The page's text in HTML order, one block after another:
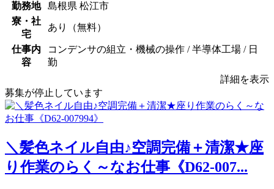
勤務地
島根県 松江市
寮・社
宅
あり（無料）
仕事内
容
コンデンサの組立・機械の操作 / 半導体工場 / 日
勤
詳細を表示
募集が停止しています
＼髪色ネイル自由♪空調完備＋清潔★座
り作業のらく～なお仕事《D62-007...